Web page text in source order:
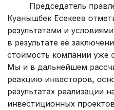
Председатель
Куанышбек Есекеев
результатами и
в результате её
стоимость компании уже
Мы и в дальнейшем
реакцию инвесторов,
результатах реализации
инвестиционных